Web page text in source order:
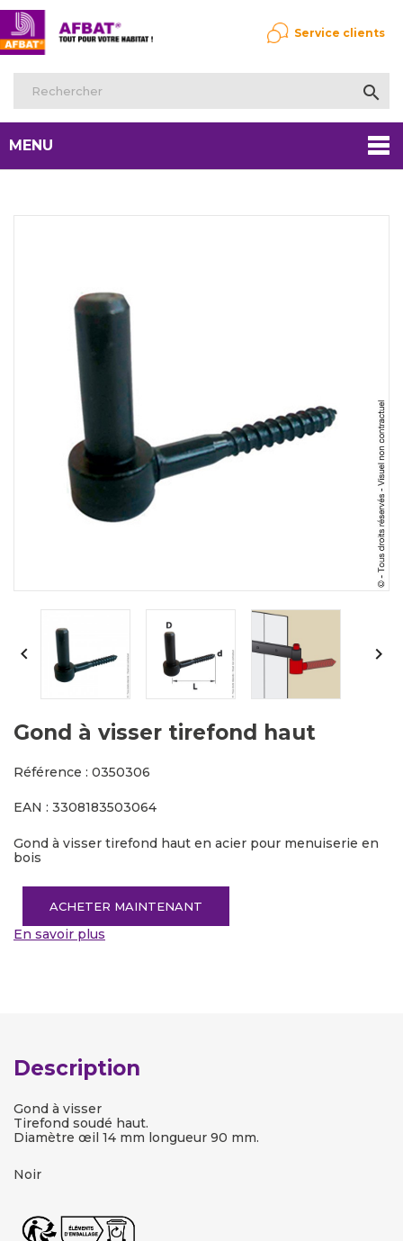

Service clients
MENU
 
Gond à visser tirefond haut
Référence : 0350306
EAN : 3308183503064
Gond à visser tirefond haut en acier pour menuiserie en
bois
ACHETER MAINTENANT
En savoir plus
Description
Gond à visser
Tirefond soudé haut.
Diamètre œil 14 mm longueur 90 mm.
Noir